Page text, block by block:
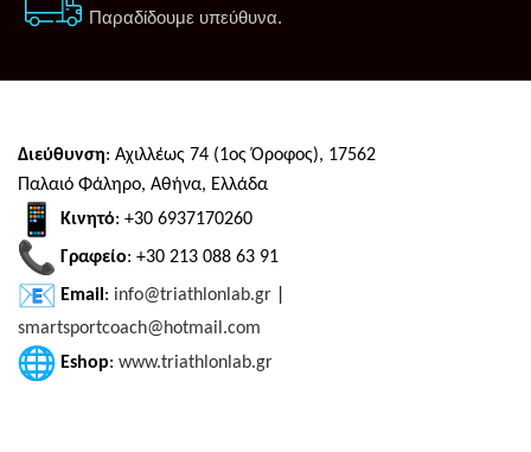
Παραδίδουμε υπεύθυνα.
Διεύθυνση: Αχιλλέως 74 (1ος Όροφος), 17562
Παλαιό Φάληρο, Αθήνα, Ελλάδα
Κινητό: +30 6937170260
Γραφείο: +30 213 088 63 91
Email : info@triathlonlab.gr
smartsportcoach@hotmail.com
Eshop: www.triathlonlab.gr